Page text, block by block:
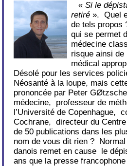
« Si le
retiré ». Quel
de tels propos
qui se permet
médecine
risque ainsi de
médical
Désolé pour les services
Néosanté à la loupe, mais
prononcée par Peter
médecine, professeur de
l’Université de Copenhague,
Cochrane, directeur du
de 50 publications dans les
nom de vous dit rien ?
danois remet en cause le
ans que la presse